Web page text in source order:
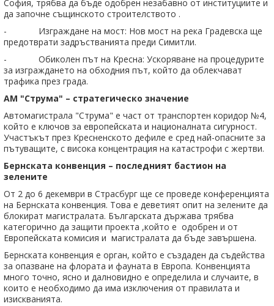
София, трябва да бъде одобрен незабавно от институциите и
да започне същинското строителството .
- Изграждане на мост: Нов мост на река Градевска ще
предотврати задръстванията преди Симитли.
- Обиколен път на Кресна: Ускоряване на процедурите
за изграждането на обходния път, който да облекчават
трафика през града.
АМ "Струма" – стратегическо значение
Автомагистрала "Струма" е част от транспортен коридор №4,
който е ключов за европейската и националната сигурност.
Участъкът през Кресненското дефиле е сред най-опасните за
пътуващите, с висока концентрация на катастрофи с жертви.
Бернската конвенция – последният бастион на
зелените
От 2 до 6 декември в Страсбург ще се проведе конференцията
на Бернската конвенция. Това е деветият опит на зелените да
блокират магистралата. Българската държава трябва
категорично да защити проекта ,който е одобрен и от
Европейската комисия и магистралата да бъде завършена.
Бернската конвенция е орган, който е създаден да съдейства
за опазване на флората и фауната в Европа. Конвенцията
много точно, ясно и далновидно е определила и случаите, в
които е необходимо да има изключения от правилата и
изискванията.